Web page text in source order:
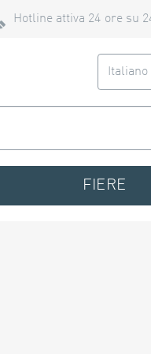
Hotline attiva 24 ore su
Italiano
FIERE